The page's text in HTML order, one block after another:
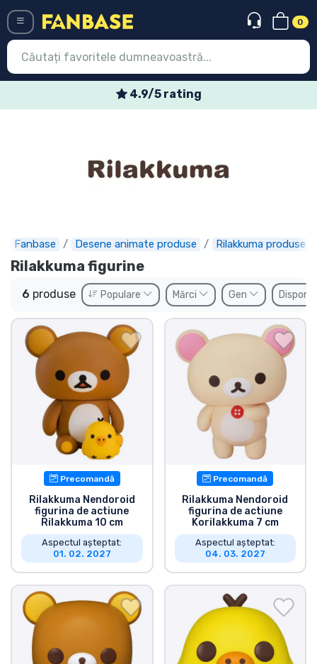
0
4.9/5 rating
Fanbase Desene animate produse Rilakkuma produse
Rilakkuma figurine
6 produse Populare Mărci Gen
Precomandă
Rilakkuma Nendoroid
figurina de actiune
Rilakkuma 10 cm
Aspectul așteptat:
01. 02. 2027
Precomandă
Rilakkuma Nendoroid
figurina de actiune
Korilakkuma 7 cm
Aspectul așteptat:
04. 03. 2027
Precomenzi
Outlet produse
Transport și plată
Sortare după serie
Sortare după filme
Sortare după desene animate
Sortare după Anime
Sortare după jocuri
Sortare după sport
Sortare după muzică
Tipuri de produse